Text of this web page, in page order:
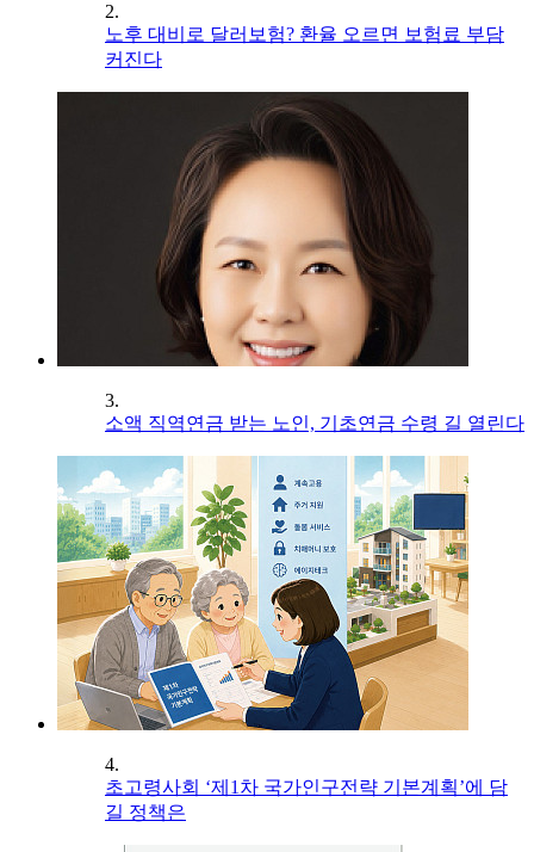
2.
노후 대비로 달러보험? 환율 오르면 보험료 부담
커진다
3.
소액 직역연금 받는 노인, 기초연금 수령 길 열린다
4.
초고령사회 ‘제1차 국가인구전략 기본계획’에 담
길 정책은